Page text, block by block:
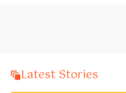
Latest Stories